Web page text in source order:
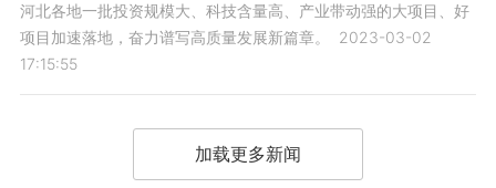
河北各地一批投资规模大、科技含量高、产业带动强的大项目、好
项目加速落地，奋力谱写高质量发展新篇章。
2023-03-02
17:15:55
加载更多新闻